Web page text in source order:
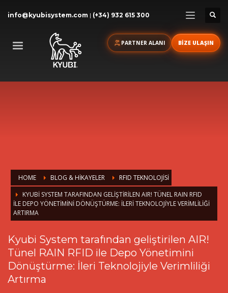
info@kyubisystem.com | (+34) 932 615 300
PARTNER ALANI BİZE ULAŞIN
HOME BLOG & HİKAYELER
RFID TEKNOLOJISI
KYUBI SYSTEM TARAFINDAN GELIŞTIRILEN AIR! TÜNEL RAIN RFID
ILE DEPO YÖNETIMINI DÖNÜŞTÜRME: İLERI TEKNOLOJIYLE VERIMLILIĞI
ARTIRMA
Kyubi System tarafından geliştirilen AIR!
Tünel RAIN RFID ile Depo Yönetimini
Dönüştürme: İleri Teknolojiyle Verimliliği
Artırma